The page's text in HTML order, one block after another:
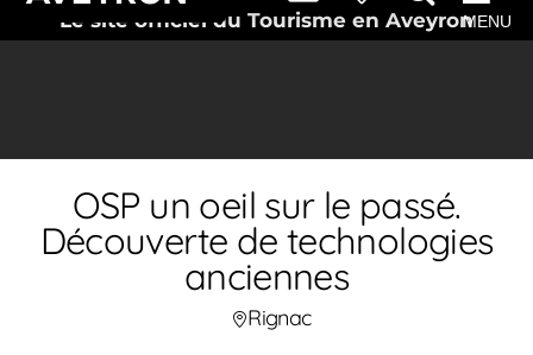
Le site officiel du Tourisme en AveyronMENU
OSP un oeil sur le passé.
Découverte de technologies
anciennes
Rignac